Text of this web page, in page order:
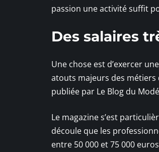
passion une activité suffit
Des salaires
Une chose est d’exercer
atouts majeurs des
publiée par Le Blog du
Le magazine s’est
découle que les
entre 50 000 et 75 000